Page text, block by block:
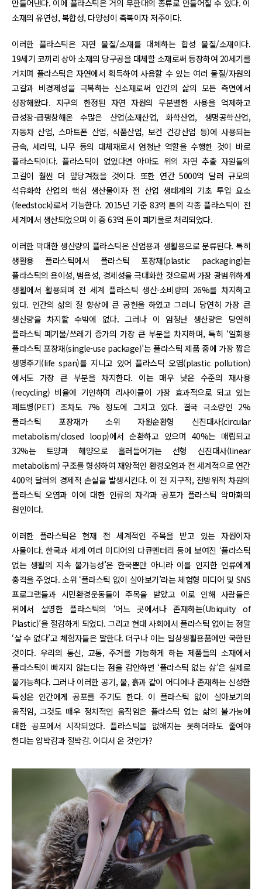
만들어낸다. 이에 플라스틱은 거의 무한대의 종류로 만들어질 수 있다. 이
소재의 유연성, 복합성, 다양성이 축복이자 저주이다.
이러한 플라스틱은 자연 물질/소재를 대체하는 합성 물질/소재이다.
19세기 코끼리 상아 소재의 당구공을 대체할 소재로써 등장하여 20세기를
거치며 플라스틱은 자연에서 획득하여 사용할 수 있는 여러 물질/자원의
고갈과 비경제성을 극복하는 신소재로써 인간의 삶의 모든 측면에서
성장해왔다. 지구의 한정된 자연 자원의 무분별한 사용을 억제하고
급성장-급팽창해온 수많은 산업(소재산업, 화학산업, 생명공학산업,
자동차 산업, 스마트폰 산업, 식품산업, 보건 건강산업 등)에 사용되는
금속, 세라믹, 나무 등의 대체재로서 엄청난 역할을 수행한 것이 바로
플라스틱이다. 플라스틱이 없었다면 아마도 위의 자연 추출 자원들의
고갈이 훨씬 더 앞당겨졌을 것이다. 또한 연간 5000억 달러 규모의
석유화학 산업의 핵심 생산물이자 전 산업 생태계의 기초 투입 요소
(feedstock)로서 기능한다. 2015년 기준 83억 톤의 각종 플라스틱이 전
세계에서 생산되었으며 이 중 63억 톤이 폐기물로 처리되었다.
이러한 막대한 생산량의 플라스틱은 산업용과 생활용으로 분류된다. 특히
생활용 플라스틱에서 플라스틱 포장재(plastic packaging)는
플라스틱의 용이성, 범용성, 경제성을 극대화한 것으로써 가장 광범위하게
생활에서 활용되며 전 세계 플라스틱 생산-소비량의 26%를 차지하고
있다. 인간의 삶의 질 향상에 큰 공헌을 하였고 그러니 당연히 가장 큰
생산량을 차지할 수밖에 없다. 그러나 이 엄청난 생산량은 당연히
플라스틱 폐기물/쓰레기 증가의 가장 큰 부분을 차지하며, 특히 ‘일회용
플라스틱 포장재(single-use package)’는 플라스틱 제품 중에 가장 짧은
생명주기(life span)를 지니고 있어 플라스틱 오염(plastic pollution)
에서도 가장 큰 부분을 차지한다. 이는 매우 낮은 수준의 재사용
(recycling) 비율에 기인하며 리사이클이 가장 효과적으로 되고 있는
페트병(PET) 조차도 7% 정도에 그치고 있다. 결국 극소량인 2%
플라스틱 포장재가 소위 자원순환형 신진대사(circular
metabolism/closed loop)에서 순환하고 있으며 40%는 매립되고
32%는 토양과 해양으로 흘러들어가는 선형 신진대사(linear
metabolism) 구조를 형성하여 재앙적인 환경오염과 전 세계적으로 연간
400억 달러의 경제적 손실을 발생시킨다. 이 전 지구적, 전방위적 차원의
플라스틱 오염과 이에 대한 인류의 자각과 공포가 플라스틱 악마화의
원인이다.
이러한 플라스틱은 현재 전 세계적인 주목을 받고 있는 자원이자
사물이다. 한국과 세계 여러 미디어의 다큐멘터리 등에 보여진 ‘플라스틱
없는 생활의 지속 불가능성’은 한국뿐만 아니라 이를 인지한 인류에게
충격을 주었다. 소위 ‘플라스틱 없이 살아보기’라는 체험형 미디어 및 SNS
프로그램들과 시민환경운동들이 주목을 받았고 이로 인해 사람들은
위에서 설명한 플라스틱의 ‘어느 곳에서나 존재하는(Ubiquity of
Plastic)’을 절감하게 되었다. 그리고 현대 사회에서 플라스틱 없이는 정말
‘살 수 없다’고 체험자들은 말한다. 더구나 이는 일상생활용품에만 국한된
것이다. 우리의 통신, 교통, 주거를 가능하게 하는 제품들의 소재에서
플라스틱이 빠지지 않는다는 점을 감안하면 ‘플라스틱 없는 삶’은 실제로
불가능하다. 그러나 이러한 공기, 물, 흙과 같이 어디에나 존재하는 신성한
특성은 인간에게 공포를 주기도 한다. 이 플라스틱 없이 살아보기의
움직임, 그것도 매우 정치적인 움직임은 플라스틱 없는 삶의 불가능에
대한 공포에서 시작되었다. 플라스틱을 없애지는 못하더라도 줄여야
한다는 압박감과 절박감. 어디서 온 것인가?